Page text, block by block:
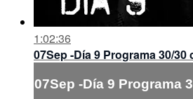
1:02:36
07Sep -Día 9 Programa 30/30
07Sep -Día 9 Programa